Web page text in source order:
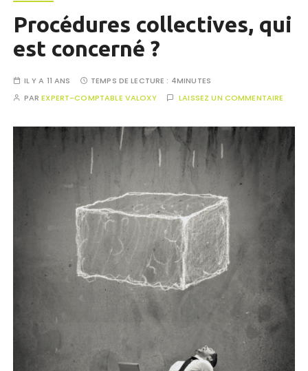
Procédures collectives, qui
est concerné ?
IL Y A 11 ANS TEMPS DE LECTURE : 4MINUTES
PAREXPERT-COMPTABLE VALOXY LAISSEZ UN COMMENTAIRE